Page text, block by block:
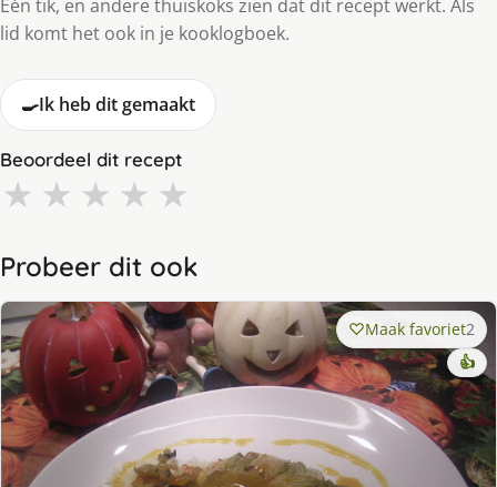
Eén tik, en andere thuiskoks zien dat dit recept werkt. Als
lid komt het ook in je kooklogboek.
🍳Ik heb dit gemaakt
Beoordeel dit recept
★ ★ ★ ★ ★
Probeer dit ook
Maak favoriet2
👍